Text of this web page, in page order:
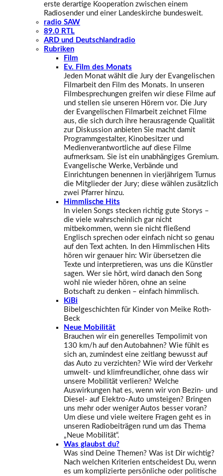
erste derartige Kooperation zwischen einem
Radiosender und einer Landeskirche bundesweit.
radio SAW
89.0 RTL
ARD und Deutschlandradio
Rubriken
Film
Ev. Film des Monats
Jeden Monat wählt die Jury der Evangelischen
Filmarbeit den Film des Monats. In unseren
Filmbesprechungen greifen wir diese Filme auf
und stellen sie unseren Hörern vor. Die Jury
der Evangelischen Filmarbeit zeichnet Filme
aus, die sich durch ihre herausragende Qualität
zur Diskussion anbieten Sie macht damit
Programmgestalter, Kinobesitzer und
Medienverantwortliche auf diese Filme
aufmerksam. Sie ist ein unabhängiges Gremium.
Evangelische Werke, Verbände und
Einrichtungen benennen in vierjährigem Turnus
die Mitglieder der Jury; diese wählen zusätzlich
zwei Pfarrer hinzu.
Himmlische Hits
In vielen Songs stecken richtig gute Storys –
die viele wahrscheinlich gar nicht
mitbekommen, wenn sie nicht fließend
Englisch sprechen oder einfach nicht so genau
auf den Text achten. In den Himmlischen Hits
hören wir genauer hin: Wir übersetzen die
Texte und interpretieren, was uns die Künstler
sagen. Wer sie hört, wird danach den Song
wohl nie wieder hören, ohne an seine
Botschaft zu denken – einfach himmlisch.
KiBi
Bibelgeschichten für Kinder von Meike Roth-
Beck
Neue Mobilität
Brauchen wir ein generelles Tempolimit von
130 km/h auf den Autobahnen? Wie fühlt es
sich an, zumindest eine zeitlang bewusst auf
das Auto zu verzichten? Wie wird der Verkehr
umwelt- und klimfreundlicher, ohne dass wir
unsere Mobilität verlieren? Welche
Auswirkungen hat es, wenn wir von Bezin- und
Diesel- auf Elektro-Auto umsteigen? Bringen
uns mehr oder weniger Autos besser voran?
Um diese und viele weitere Fragen geht es in
unseren Radiobeiträgen rund um das Thema
„Neue Mobilität“.
Was glaubst du?
Was sind Deine Themen? Was ist Dir wichtig?
Nach welchen Kriterien entscheidest Du, wenn
es um komplizierte persönliche oder politische